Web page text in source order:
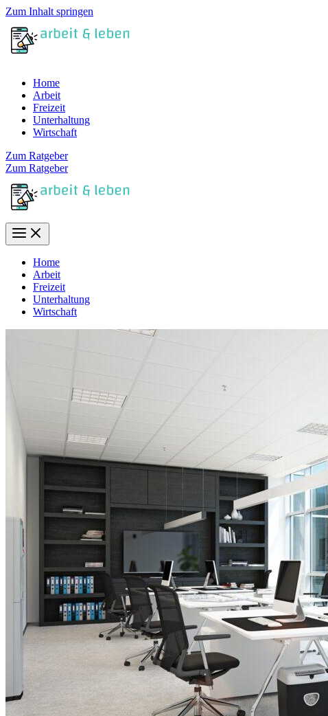
Zum Inhalt springen
Home
Arbeit
Freizeit
Unterhaltung
Wirtschaft
Zum Ratgeber
Zum Ratgeber
Home
Arbeit
Freizeit
Unterhaltung
Wirtschaft